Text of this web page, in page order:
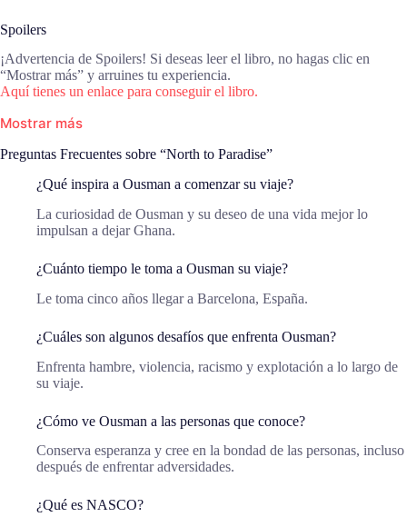
Spoilers
¡Advertencia de Spoilers! Si deseas leer el libro, no hagas clic en
“Mostrar más” y arruines tu experiencia.
Aquí tienes un enlace para conseguir el libro.
Mostrar más
Preguntas Frecuentes sobre “North to Paradise”
¿Qué inspira a Ousman a comenzar su viaje?
La curiosidad de Ousman y su deseo de una vida mejor lo
impulsan a dejar Ghana.
¿Cuánto tiempo le toma a Ousman su viaje?
Le toma cinco años llegar a Barcelona, España.
¿Cuáles son algunos desafíos que enfrenta Ousman?
Enfrenta hambre, violencia, racismo y explotación a lo largo de
su viaje.
¿Cómo ve Ousman a las personas que conoce?
Conserva esperanza y cree en la bondad de las personas, incluso
después de enfrentar adversidades.
¿Qué es NASCO?